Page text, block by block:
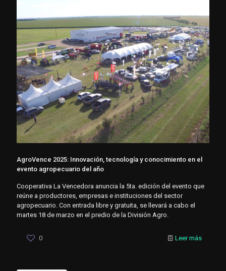
AgroVence 2025: Innovación, tecnología y conocimiento en el
evento agropecuario del año
Cooperativa La Vencedora anuncia la 5ta. edición del evento que
reúne a productores, empresas e instituciones del sector
agropecuario. Con entrada libre y gratuita, se llevará a cabo el
martes 18 de marzo en el predio de la División Agro.
0 Leer más